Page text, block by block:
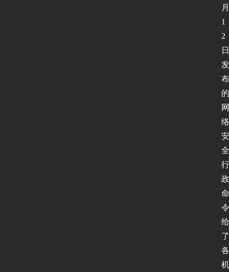
月
1
2
日
发
布
的
网
络
安
全
行
政
命
令
给
了
各
机